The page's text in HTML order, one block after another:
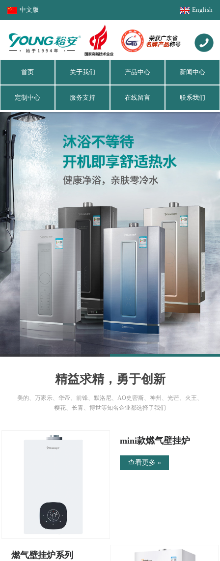
中文版 English
首页 关于我们 产品中心 新闻中心
定制中心 服务支持 在线留言 联系我们
精益求精，勇于创新
美的、万家乐、华帝、前锋、默洛尼、AO史密斯、神州、光芒、火王、
樱花、长青、博世等知名企业都选择了我们
mini款燃气壁挂炉
查看更多 »
燃气壁挂炉系列